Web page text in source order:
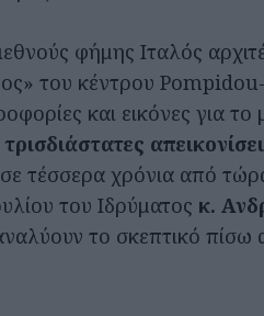
φήμης Ιταλός
του κέντρου
και εικόνες για
σε τέσσερα χρόνια από
του Ιδρύματος κ.
το σκεπτικό πίσω